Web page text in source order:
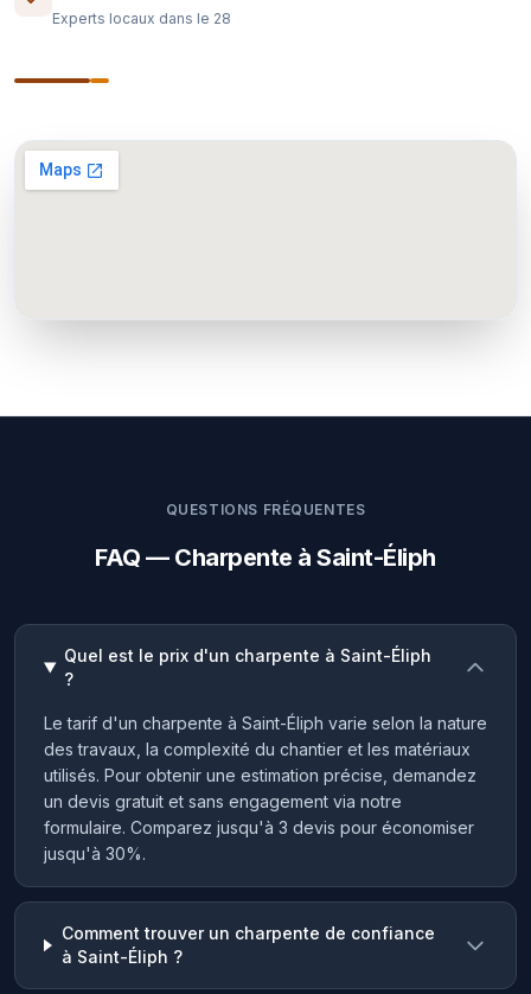
Experts locaux dans le 28
QUESTIONS FRÉQUENTES
FAQ — Charpente à Saint-Éliph
Quel est le prix d'un charpente à Saint-Éliph
?
Le tarif d'un charpente à Saint-Éliph varie selon la nature
des travaux, la complexité du chantier et les matériaux
utilisés. Pour obtenir une estimation précise, demandez
un devis gratuit et sans engagement via notre
formulaire. Comparez jusqu'à 3 devis pour économiser
jusqu'à 30%.
Comment trouver un charpente de confiance
à Saint-Éliph ?